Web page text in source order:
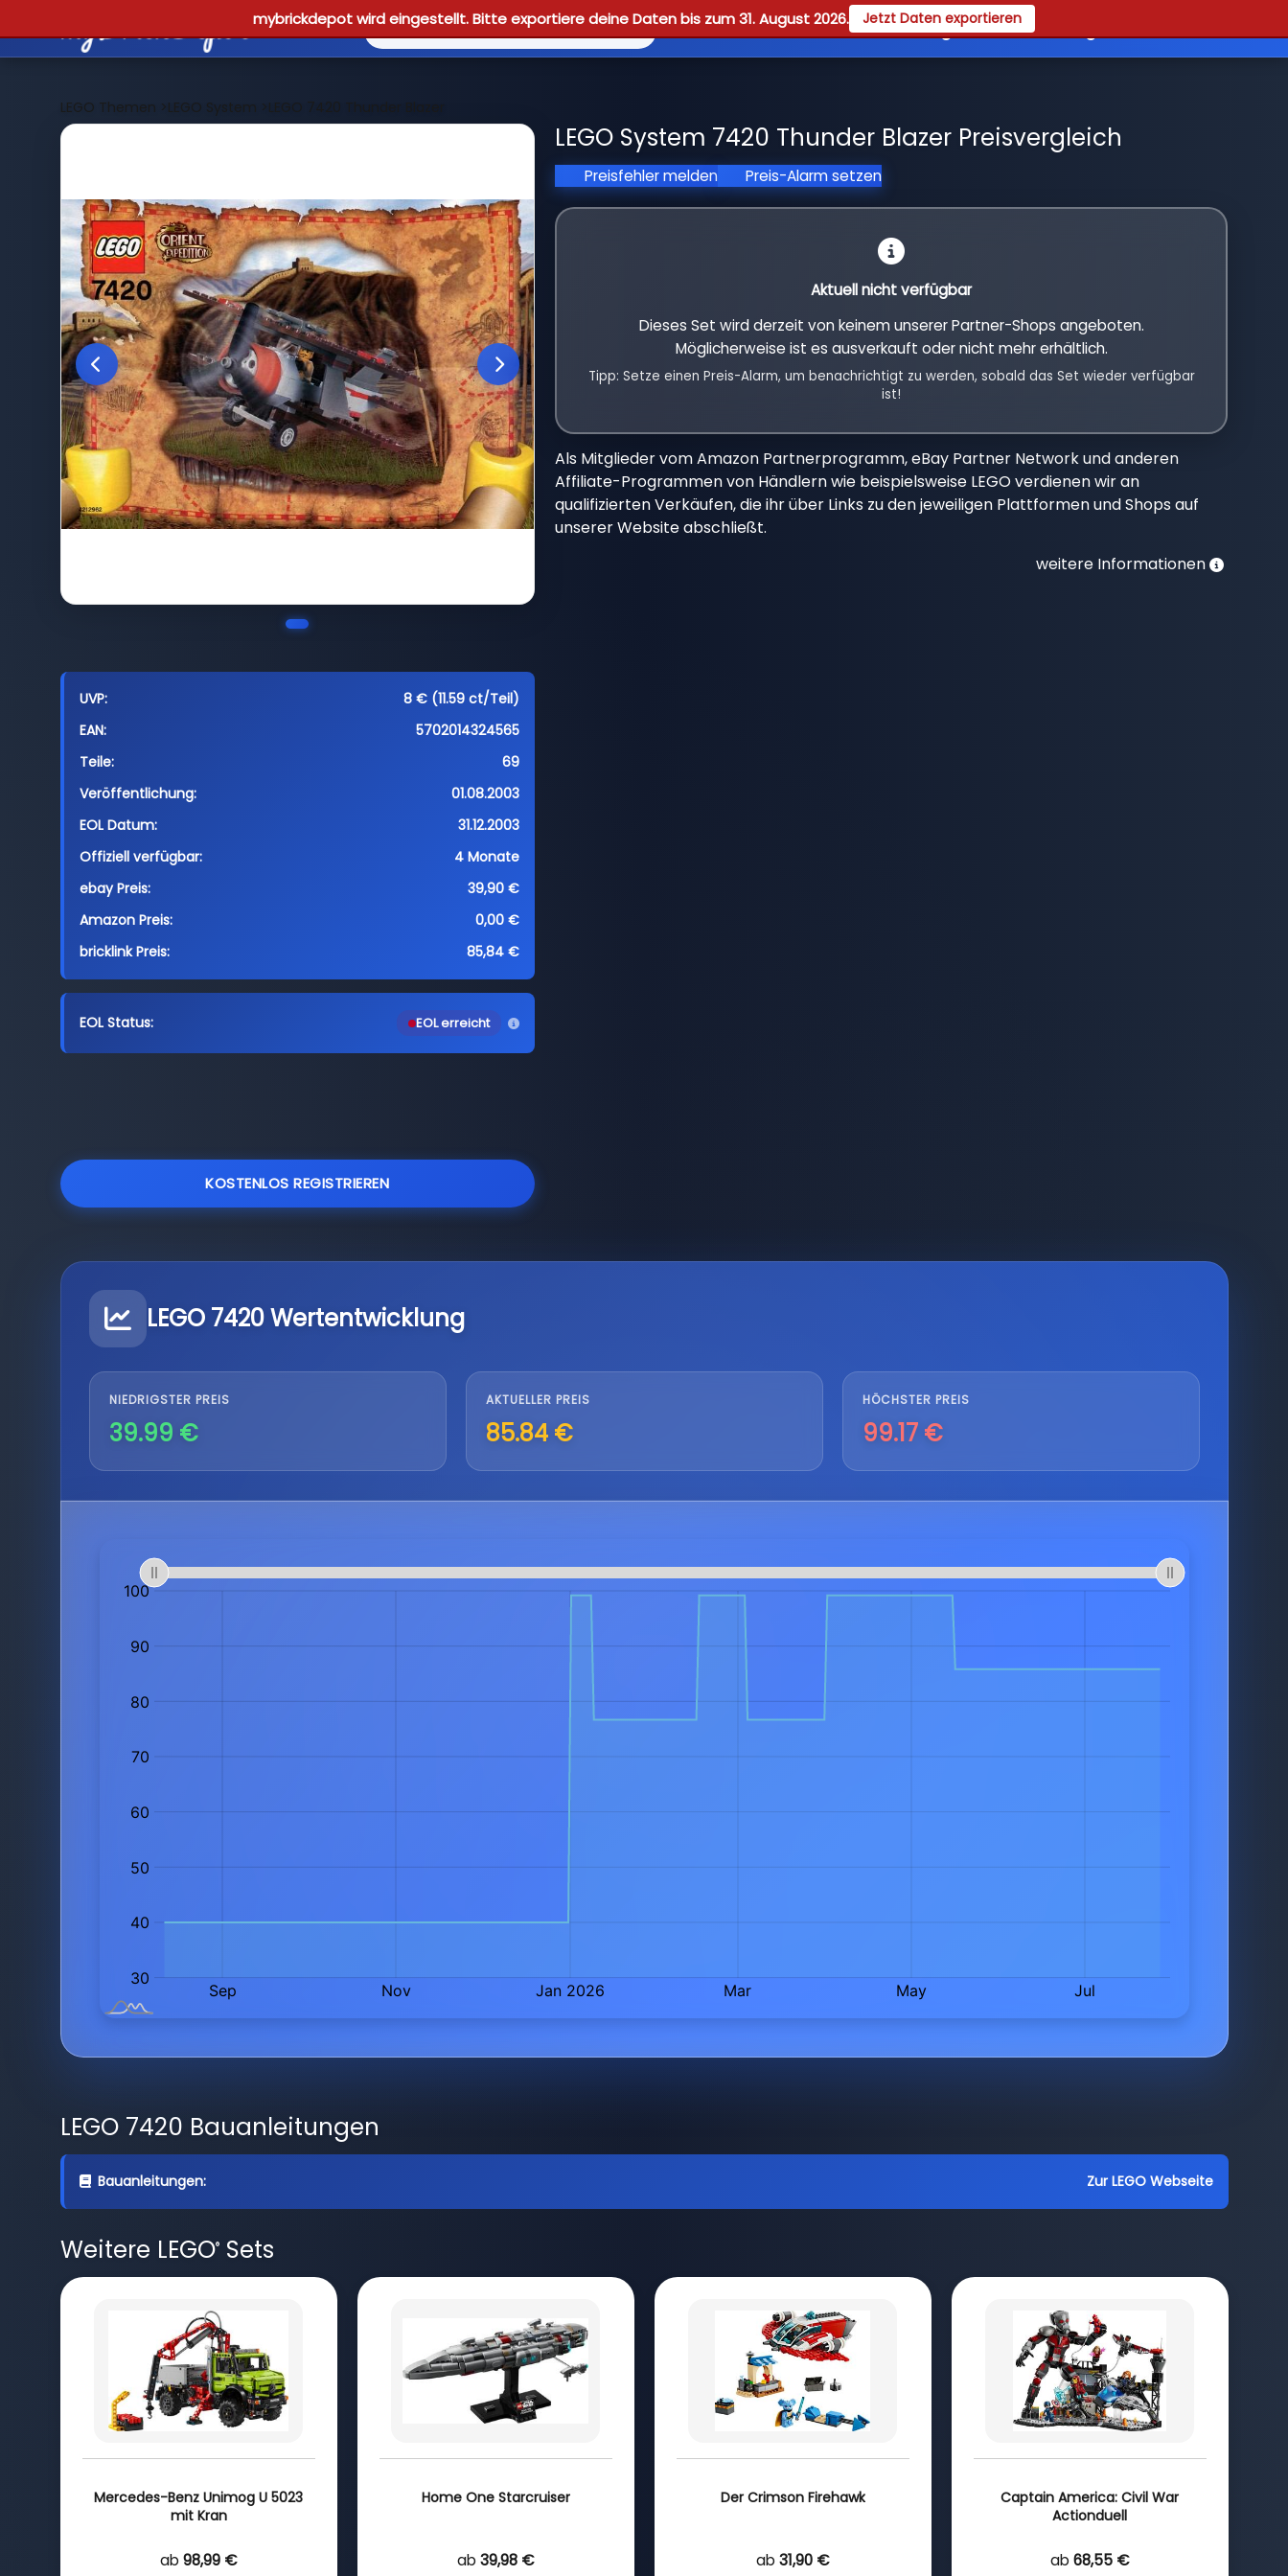
mybrickdepot wird eingestellt. Bitte exportiere deine Daten bis zum 31. August 2026. Jetzt Daten exportieren
Reviews Guides Registrieren
LEGO Themen >LEGO System >LEGO 7420 Thunder Blazer
UVP:
8 € (11.59 ct/Teil)
EAN:
5702014324565
Teile:
69
Veröffentlichung:
01.08.2003
EOL Datum:
31.12.2003
Offiziell verfügbar:
4 Monate
ebay Preis:
39,90 €
Amazon Preis:
0,00 €
bricklink Preis:
85,84 €
EOL Status: EOL erreicht
KOSTENLOS REGISTRIEREN
LEGO System 7420 Thunder Blazer Preisvergleich
Preisfehler melden Preis-Alarm setzen
Aktuell nicht verfügbar
Dieses Set wird derzeit von keinem unserer Partner-Shops angeboten.
Möglicherweise ist es ausverkauft oder nicht mehr erhältlich.
Tipp: Setze einen Preis-Alarm, um benachrichtigt zu werden, sobald das Set wieder verfügbar
ist!
Als Mitglieder vom Amazon Partnerprogramm, eBay Partner Network und anderen
Affiliate-Programmen von Händlern wie beispielsweise LEGO verdienen wir an
qualifizierten Verkäufen, die ihr über Links zu den jeweiligen Plattformen und Shops auf
unserer Website abschließt.
weitere Informationen
LEGO 7420 Wertentwicklung
NIEDRIGSTER PREIS
39.99 €
AKTUELLER PREIS
85.84 €
HÖCHSTER PREIS
99.17 €
LEGO 7420 Bauanleitungen
Bauanleitungen: Zur LEGO Webseite
Weitere LEGO®Sets
Mercedes-Benz Unimog U 5023
mit Kran
ab 98,99 €
Home One Starcruiser
ab 39,98 €
Der Crimson Firehawk
ab 31,90 €
Captain America: Civil War
Actionduell
ab 68,55 €